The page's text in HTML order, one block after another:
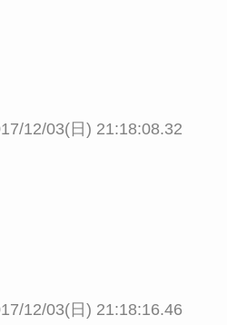
12/03(日) 21:18:08.32
12/03(日) 21:18:16.46